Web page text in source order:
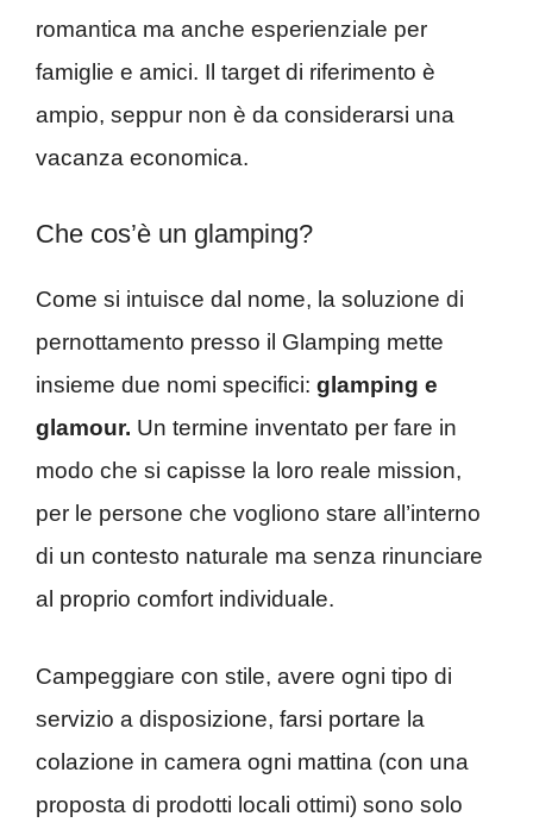
romantica ma anche esperienziale per
famiglie e amici. Il target di riferimento è
ampio, seppur non è da considerarsi una
vacanza economica.
Che cos’è un glamping?
Come si intuisce dal nome, la soluzione di
pernottamento presso il Glamping mette
insieme due nomi specifici: glamping e
glamour. Un termine inventato per fare in
modo che si capisse la loro reale mission,
per le persone che vogliono stare all’interno
di un contesto naturale ma senza rinunciare
al proprio comfort individuale.
Campeggiare con stile, avere ogni tipo di
servizio a disposizione, farsi portare la
colazione in camera ogni mattina (con una
proposta di prodotti locali ottimi) sono solo